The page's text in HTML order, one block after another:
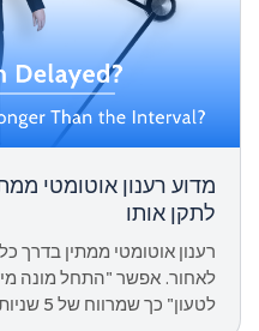
מדוע רענון אוטומטי
לתקן אותו
רענון אוטומטי ממתין בדרך
לאחור. אפשר "התחל מונה
לטעון" כך שמרווח של 5 שניות הוא באמת 5 שניות.